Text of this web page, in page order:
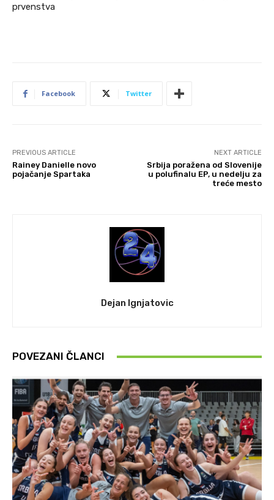
prvenstva
Facebook Twitter
PREVIOUS ARTICLE
Rainey Danielle novo
pojačanje Spartaka
NEXT ARTICLE
Srbija poražena od Slovenije
u polufinalu EP, u nedelju za
treće mesto
Dejan Ignjatovic
POVEZANI ČLANCI